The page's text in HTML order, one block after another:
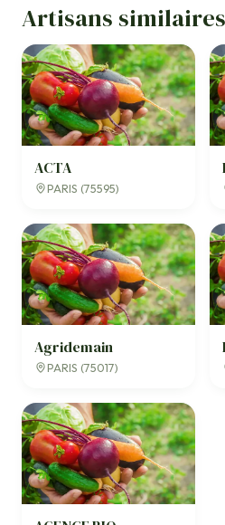
Artisans similaires
ACTA
PARIS (75595)
Agridemain
PARIS (75017)